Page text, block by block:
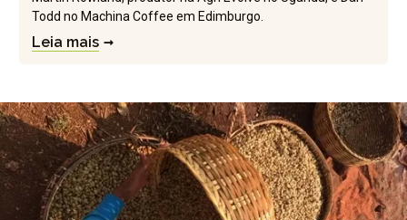
Todd no Machina Coffee em Edimburgo.
Leia mais